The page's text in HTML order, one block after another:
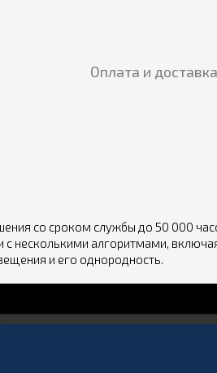
Оплата и доставка
со сроком службы до 50 000
несколькими алгоритмами,
и его однородность.